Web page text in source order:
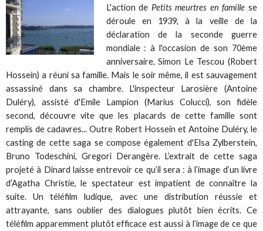
L'action de Petits meurtres en famille se
déroule en 1939, à la veille de la
déclaration de la seconde guerre
mondiale : à l'occasion de son 70ème
anniversaire, Simon Le Tescou (Robert
Hossein) a réuni sa famille. Mais le soir même, il est sauvagement
assassiné dans sa chambre. L'inspecteur Larosière (Antoine
Duléry), assisté d'Emile Lampion (Marius Colucci), son fidèle
second, découvre vite que les placards de cette famille sont
remplis de cadavres... Outre Robert Hossein et Antoine Duléry, le
casting de cette saga se compose également d'Elsa Zylberstein,
Bruno Todeschini, Gregori Derangère. L’extrait de cette saga
projeté à Dinard laisse entrevoir ce qu’il sera : à l’image d’un livre
d’Agatha Christie, le spectateur est impatient de connaître la
suite. Un téléfilm ludique, avec une distribution réussie et
attrayante, sans oublier des dialogues plutôt bien écrits. Ce
téléfilm apparemment plutôt efficace est aussi à l’image de ce que